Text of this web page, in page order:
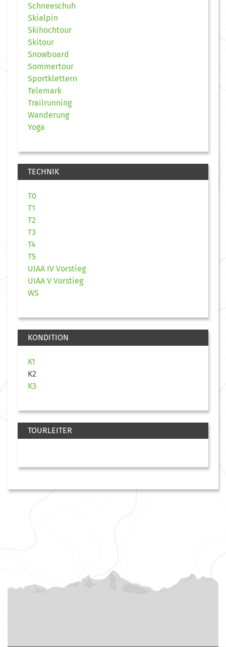
Schneeschuh
Skialpin
Skihochtour
Skitour
Snowboard
Sommertour
Sportklettern
Telemark
Trailrunning
Wanderung
Yoga
TECHNIK
T0
T1
T2
T3
T4
T5
UIAA IV Vorstieg
UIAA V Vorstieg
WS
KONDITION
K1
K2
K3
TOURLEITER